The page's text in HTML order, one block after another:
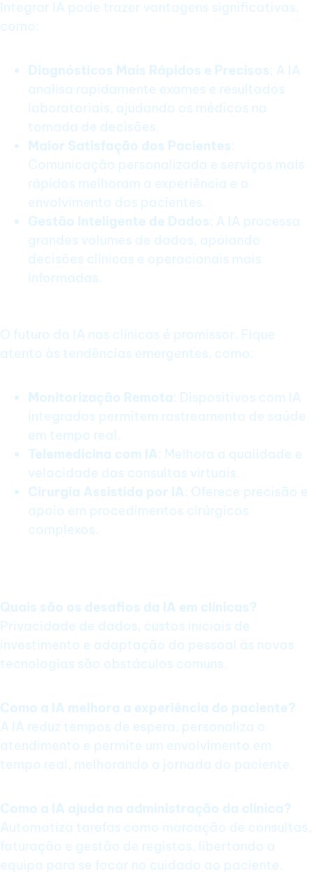
Integrar IA pode trazer vantagens significativas,
como:
Diagnósticos Mais Rápidos e Precisos: A IA
analisa rapidamente exames e resultados
laboratoriais, ajudando os médicos na
tomada de decisões.
Maior Satisfação dos Pacientes:
Comunicação personalizada e serviços mais
rápidos melhoram a experiência e o
envolvimento dos pacientes.
Gestão Inteligente de Dados: A IA processa
grandes volumes de dados, apoiando
decisões clínicas e operacionais mais
informadas.
O futuro da IA nas clínicas é promissor. Fique
atento às tendências emergentes, como:
Monitorização Remota: Dispositivos com IA
integrados permitem rastreamento de saúde
em tempo real.
Telemedicina com IA: Melhora a qualidade e
velocidade das consultas virtuais.
Cirurgia Assistida por IA: Oferece precisão e
apoio em procedimentos cirúrgicos
complexos.
Quais são os desafios da IA em clínicas?
Privacidade de dados, custos iniciais de
investimento e adaptação do pessoal às novas
tecnologias são obstáculos comuns.
Como a IA melhora a experiência do paciente?
A IA reduz tempos de espera, personaliza o
atendimento e permite um envolvimento em
tempo real, melhorando a jornada do paciente.
Como a IA ajuda na administração da clínica?
Automatiza tarefas como marcação de consultas,
faturação e gestão de registos, libertando a
equipa para se focar no cuidado ao paciente.